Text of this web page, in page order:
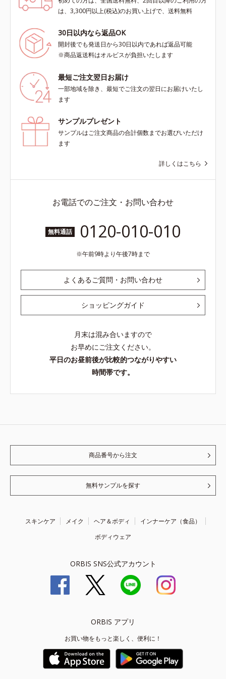
は、3,300円以上(税込)のお買い上げで、送料無料
30日以内なら返品OK
開封後でも発送日から30日以内であれば返品可能
※商品返送料はオルビスが負担いたします
最短ご注文翌日お届け
一部地域を除き、最短でご注文の翌日にお届けいたし
ます
サンプルプレゼント
サンプルはご注文商品の合計個数までお選びいただけ
ます
詳しくはこちら
お電話でのご注文・お問い合わせ
無料通話 0120-010-010
午前9時より午後7時まで
よくあるご質問・お問い合わせ
ショッピングガイド
月末は混み合いますので
お早めにご注文ください。
平日のお昼前後が比較的つながりやすい
時間帯です。
商品番号から注文
無料サンプルを探す
スキンケア メイク ヘア＆ボディ
インナーケア（食品）
ボディウェア
ORBIS SNS公式アカウント
ORBIS アプリ
お買い物をもっと楽しく、便利に！